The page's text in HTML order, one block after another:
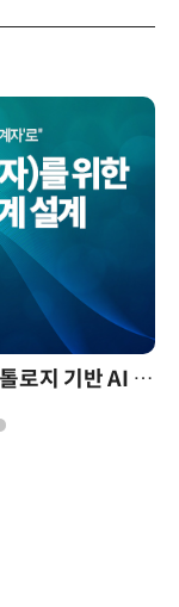
모든 업무 담당자(비개발자)를 위한 온톨로지 기반 AI 지식체계 설계 1-day 워크숍